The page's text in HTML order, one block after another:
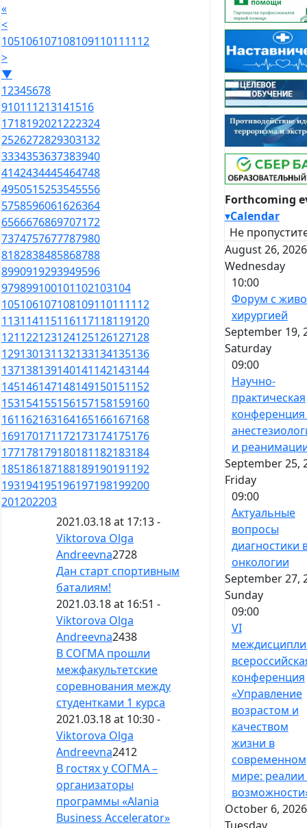
«
<
105106107108109110111112
>
▼
12345678
910111213141516
1718192021222324
2526272829303132
3334353637383940
4142434445464748
4950515253545556
5758596061626364
6566676869707172
7374757677787980
8182838485868788
8990919293949596
979899100101102103104
105106107108109110111112
113114115116117118119120
121122123124125126127128
129130131132133134135136
137138139140141142143144
145146147148149150151152
153154155156157158159160
161162163164165166167168
169170171172173174175176
177178179180181182183184
185186187188189190191192
193194195196197198199200
201202203
2021.03.18 at 17:13 -
Viktorova Olga
Andreevna2728
Дан старт спортивным
баталиям!
2021.03.18 at 16:51 -
Viktorova Olga
Andreevna2438
В СОГМА прошли
межфакультетские
соревнования между
студентками 1 курса
2021.03.18 at 10:30 -
Viktorova Olga
Andreevna2412
В гостях у СОГМА –
организаторы
программы «Alania
Business Accelerator»
Forthcoming
▾Calendar
Не
August 26,
Wednesday
10:00
Форум с
хирургией
September 19,
Saturday
09:00
Научно-
практическая
и
September 25,
Friday
09:00
Актуальные
вопросы
диагностики
онкологии
September 27,
Sunday
09:00
VI
конференция
«Управление
возрастом и
качеством
жизни в
современном
мире: реалии
October 6,